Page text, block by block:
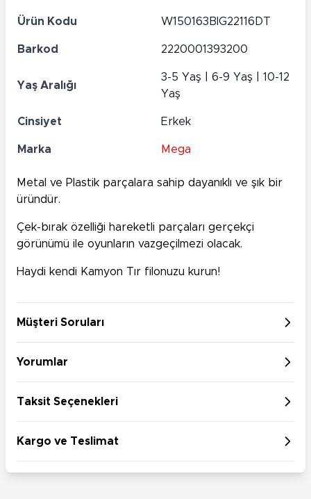
Ürün Kodu W150163BIG22116DT
Barkod 2220001393200
Yaş Aralığı
3-5 Yaş | 6-9 Yaş | 10-12
Yaş
Cinsiyet Erkek
Marka Mega
Metal ve Plastik parçalara sahip dayanıklı ve şık bir
üründür.
Çek-bırak özelliği hareketli parçaları gerçekçi
görünümü ile oyunların vazgeçilmezi olacak.
Haydi kendi Kamyon Tır filonuzu kurun!
Müşteri Soruları
Yorumlar
Taksit Seçenekleri
Kargo ve Teslimat